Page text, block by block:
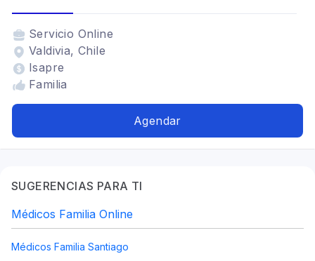
Servicio Online
Valdivia, Chile
Isapre
Familia
Agendar
SUGERENCIAS PARA TI
Médicos Familia Online
Médicos Familia Santiago